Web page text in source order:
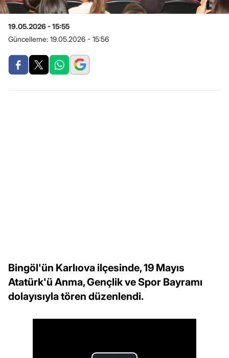
19.05.2026 - 15:55
Güncelleme: 19.05.2026 - 15:56
Bingöl'ün Karlıova ilçesinde, 19 Mayıs
Atatürk'ü Anma, Gençlik ve Spor Bayramı
dolayısıyla tören düzenlendi.